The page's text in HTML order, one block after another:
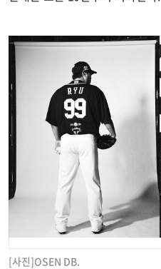
[사진]OSEN DB.